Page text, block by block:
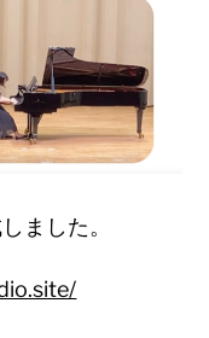
ました。